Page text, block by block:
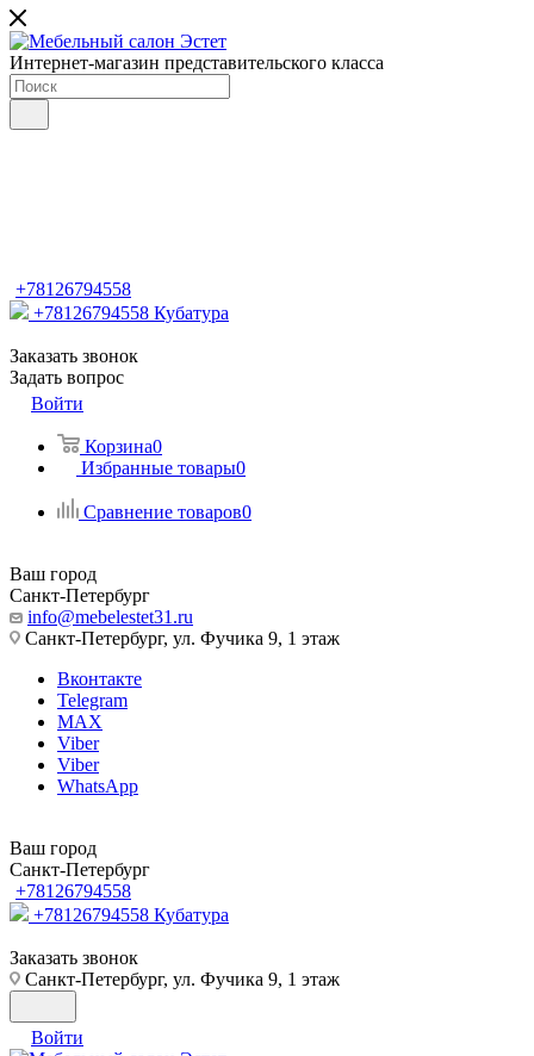
Интернет-магазин представительского класса
+78126794558
+78126794558 Кубатура
Заказать звонок
Задать вопрос
Войти
Корзина0
Избранные товары0
Сравнение товаров0
Ваш город
Санкт-Петербург
info@mebelestet31.ru
Санкт-Петербург, ул. Фучика 9, 1 этаж
Вконтакте
Telegram
MAX
Viber
Viber
WhatsApp
Ваш город
Санкт-Петербург
+78126794558
+78126794558 Кубатура
Заказать звонок
Санкт-Петербург, ул. Фучика 9, 1 этаж
Войти